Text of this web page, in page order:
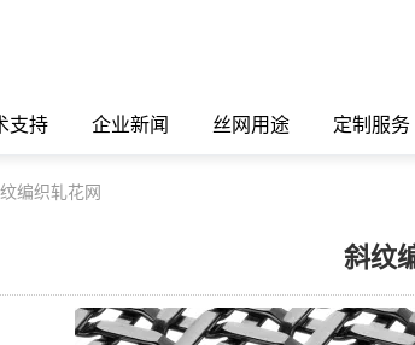
支持 企业新闻 丝网用途 定制服务
编织轧花网
斜纹